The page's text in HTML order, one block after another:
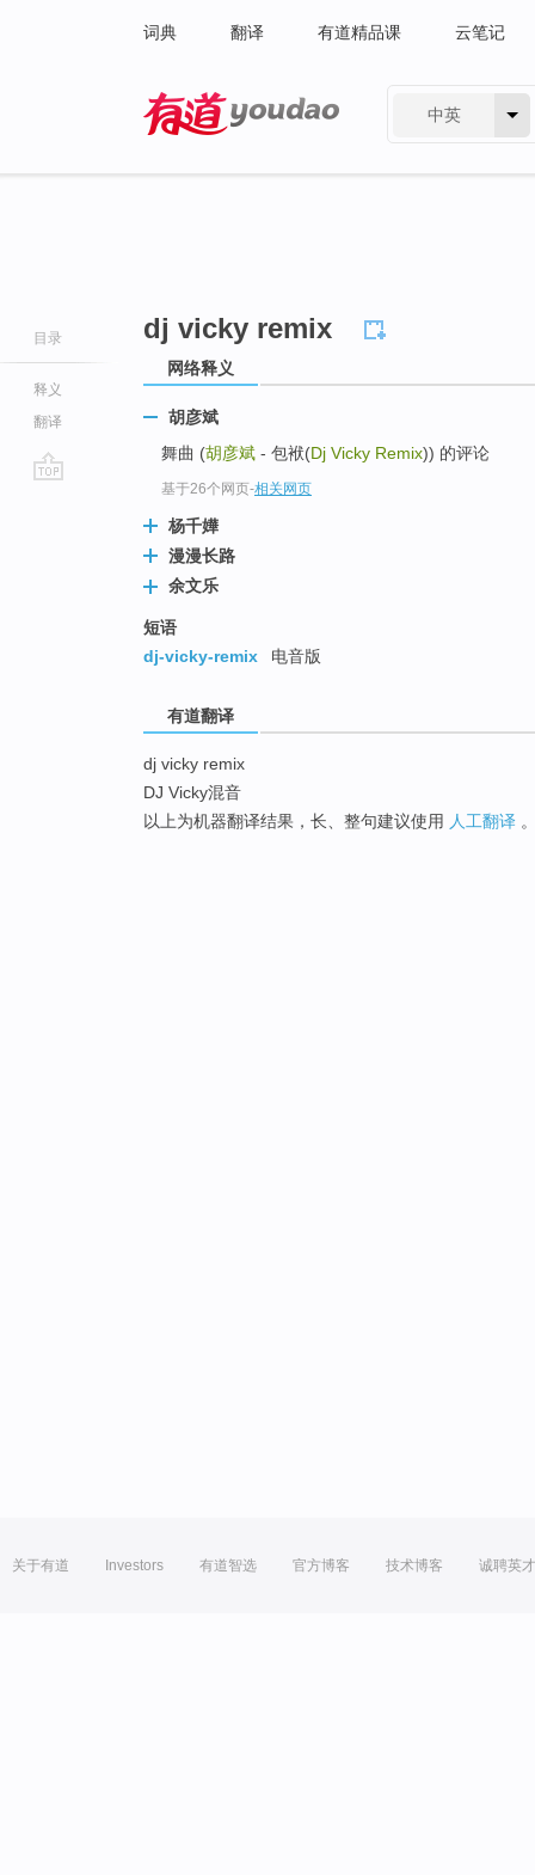
词典 翻译 有道精品课 云笔记
中英
目录
释义
翻译
dj vicky remix
网络释义
胡彦斌
舞曲 (胡彦斌 - 包袱(Dj Vicky Remix)) 的评论
基于26个网页-相关网页
杨千嬅
漫漫长路
余文乐
短语
dj-vicky-remix
电音版
有道翻译
dj vicky remix
DJ Vicky混音
以上为机器翻译结果，长、整句建议使用 人工翻译
关于有道 Investors 有道智选 官方博客 技术博客 诚聘英才